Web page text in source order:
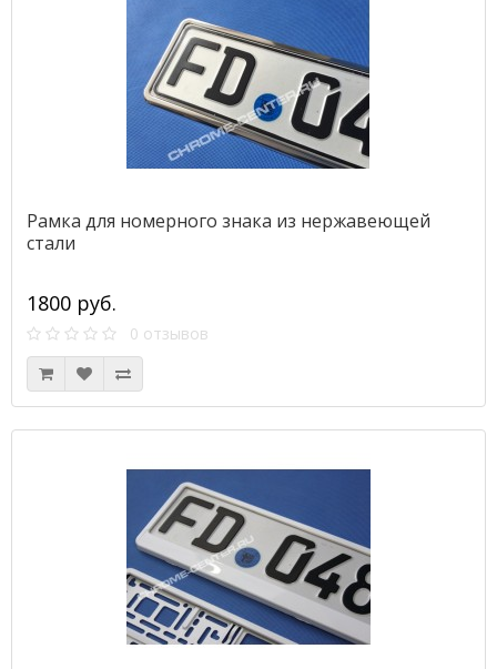
Рамка для номерного знака из нержавеющей
стали
1800 руб.
0 отзывов